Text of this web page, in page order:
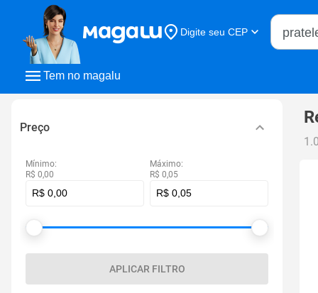
Tem no magalu
Digite seu CEP
Buscar
Preço
Mínimo:
R$ 0,00
Máximo:
R$ 0,05
APLICAR FILTRO